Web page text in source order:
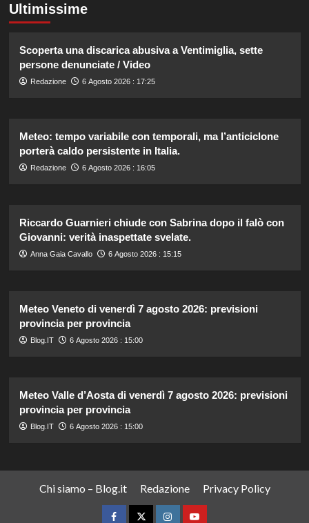
Ultimissime
Scoperta una discarica abusiva a Ventimiglia, sette
persone denunciate / Video
Redazione 6 Agosto 2026 : 17:25
Meteo: tempo variabile con temporali, ma l’anticiclone
porterà caldo persistente in Italia.
Redazione 6 Agosto 2026 : 16:05
Riccardo Guarnieri chiude con Sabrina dopo il falò con
Giovanni: verità inaspettate svelate.
Anna Gaia Cavallo 6 Agosto 2026 : 15:15
Meteo Veneto di venerdì 7 agosto 2026: previsioni
provincia per provincia
Blog.IT 6 Agosto 2026 : 15:00
Meteo Valle d’Aosta di venerdì 7 agosto 2026: previsioni
provincia per provincia
Blog.IT 6 Agosto 2026 : 15:00
Chi siamo – Blog.it Redazione Privacy Policy